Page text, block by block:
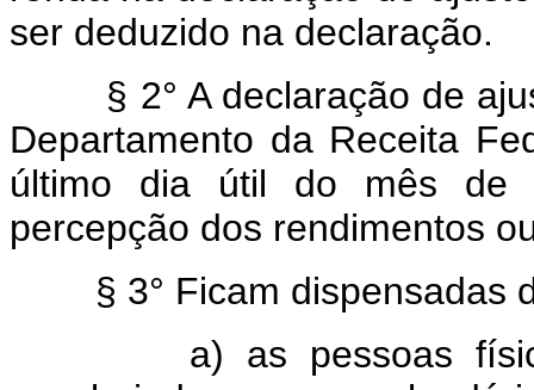
ser deduzido na declaração.
§ 2° A declaração de
Departamento da Receita
último dia útil do mês de
percepção dos rendimentos
§ 3° Ficam dispensadas
a) as pessoas físicas